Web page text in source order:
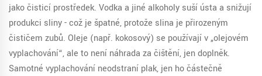
jako čisticí prostředek. Vodka a jiné alkoholy suší ústa a snižují
produkci sliny - což je špatné, protože slina je přirozeným
čističem zubů. Oleje (např. kokosový) se používají v „olejovém
vyplachování“, ale to není náhrada za čištění, jen doplněk.
Samotné vyplachování neodstraní plak, jen ho částečně